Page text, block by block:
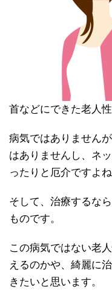
首などにできた老人性
病気ではありません
はありませんし、ネ
ったりと厄介ですよね
そして、治療するな
ものです。
この病気ではない老
えるのかや、綺麗に
きたいと思います。